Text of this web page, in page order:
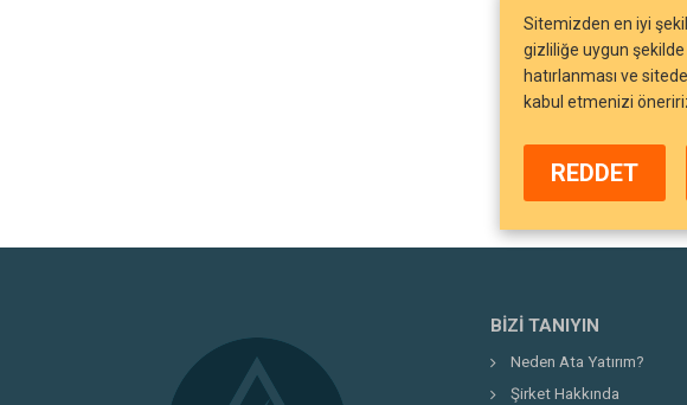
BIZI TANIYIN
Neden Ata Yatırım?
Şirket Hakkında
Sitemizden en iyi
gizliliğe uygun
hatırlanması ve
kabul etmenizi
REDDET